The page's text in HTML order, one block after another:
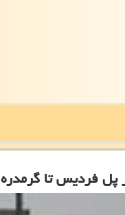
پل فردیس تا گرمدره